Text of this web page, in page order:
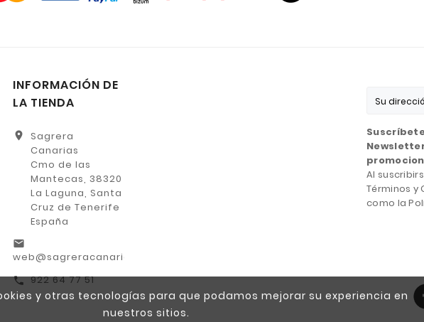
y otras tecnologías para que podamos mejorar su experiencia en
nuestros sitios.
INFORMACIÓN DE
LA TIENDA
location_on
Sagrera
Canarias
Cmo de las
Mantecas, 38320
La Laguna, Santa
Cruz de Tenerife
España
email
web@sagreracanarias.es
call 922 64 77 51
Al
Términos y
como la